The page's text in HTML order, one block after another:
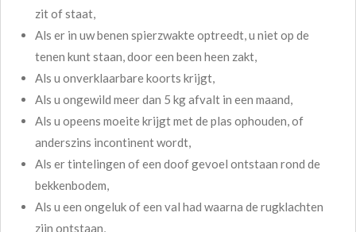
zit of staat,
Als er in uw benen spierzwakte optreedt, u niet op de
tenen kunt staan, door een been heen zakt,
Als u onverklaarbare koorts krijgt,
Als u ongewild meer dan 5 kg afvalt in een maand,
Als u opeens moeite krijgt met de plas ophouden, of
anderszins incontinent wordt,
Als er tintelingen of een doof gevoel ontstaan rond de
bekkenbodem,
Als u een ongeluk of een val had waarna de rugklachten
zijn ontstaan,